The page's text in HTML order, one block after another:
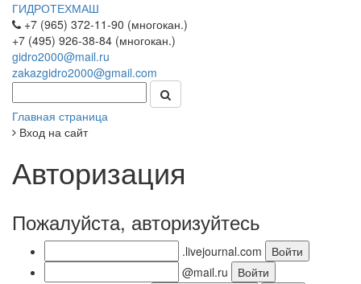
ГИДРОТЕХМАШ
+7 (965) 372-11-90 (многокан.)
+7 (495) 926-38-84 (многокан.)
gidro2000@mail.ru
zakazgidro2000@gmail.com
Главная страница
Вход на сайт
Авторизация
Пожалуйста, авторизуйтесь
.livejournal.com
@mail.ru